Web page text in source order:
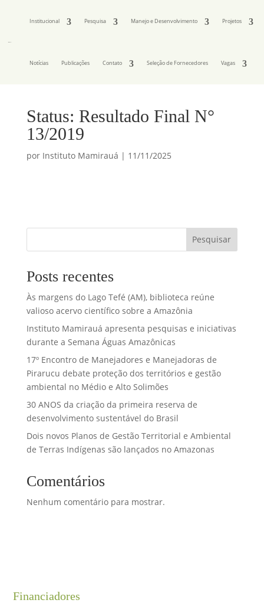
Institucional Pesquisa Manejo e Desenvolvimento Projetos
Notícias Publicações Contato Seleção de Fornecedores Vagas
Status: Resultado Final N°
13/2019
por Instituto Mamirauá | 11/11/2025
Pesquisar
Posts recentes
Às margens do Lago Tefé (AM), biblioteca reúne
valioso acervo científico sobre a Amazônia
Instituto Mamirauá apresenta pesquisas e iniciativas
durante a Semana Águas Amazônicas
17º Encontro de Manejadores e Manejadoras de
Pirarucu debate proteção dos territórios e gestão
ambiental no Médio e Alto Solimões
30 ANOS da criação da primeira reserva de
desenvolvimento sustentável do Brasil
Dois novos Planos de Gestão Territorial e Ambiental
de Terras Indígenas são lançados no Amazonas
Comentários
Nenhum comentário para mostrar.
Financiadores